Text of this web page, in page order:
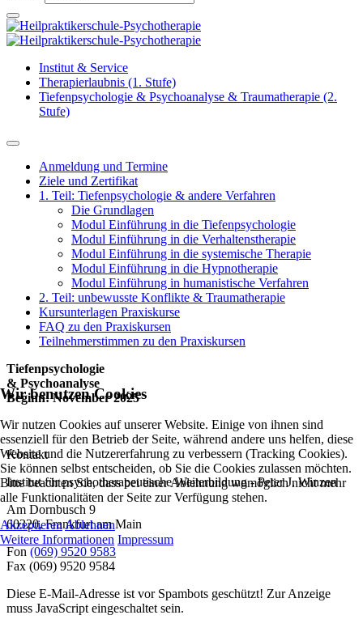
Institut & Service
Therapierlaubnis (1. Stufe)
Tiefenpsychologie & Psychoanalyse & Traumatherapie (2.
Stufe)
Anmeldung und Termine
Ziele und Zertifikat
1. Teil: Tiefenpsychologie & andere Verfahren
Die Grundlagen
Modul Einführung in die Tiefenpsychologie
Modul Einführung in die Verhaltenstherapie
Modul Einführung in die systemische Therapie
Modul Einführung in die Hypnotherapie
Modul Einführung in humanistische Verfahren
2. Teil: unbewusste Konflikte & Traumatherapie
Kursunterlagen Praxiskurse
FAQ zu den Praxiskursen
Teilnehmerstimmen zu den Praxiskursen
Tiefenpsychologie
& Psychoanalyse
Beginn: November 2025
Kontakt
Institut für psychotherapeutische Weiterbildung - Peter J. Winzen
Am Dornbusch 9
60320,Frankfurt am Main
Fon (069) 9520 9583
Fax (069) 9520 9584
Diese E-Mail-Adresse ist vor Spambots geschützt! Zur Anzeige
muss JavaScript eingeschaltet sein.
Wir benutzen Cookies
Wir nutzen Cookies auf unserer Website. Einige von ihnen sind
essenziell für den Betrieb der Seite, während andere uns helfen, diese
Website und die Nutzererfahrung zu verbessern (Tracking Cookies).
Sie können selbst entscheiden, ob Sie die Cookies zulassen möchten.
Bitte beachten Sie, dass bei einer Ablehnung womöglich nicht mehr
alle Funktionalitäten der Seite zur Verfügung stehen.
AkzeptierenAblehnen
Weitere Informationen Impressum